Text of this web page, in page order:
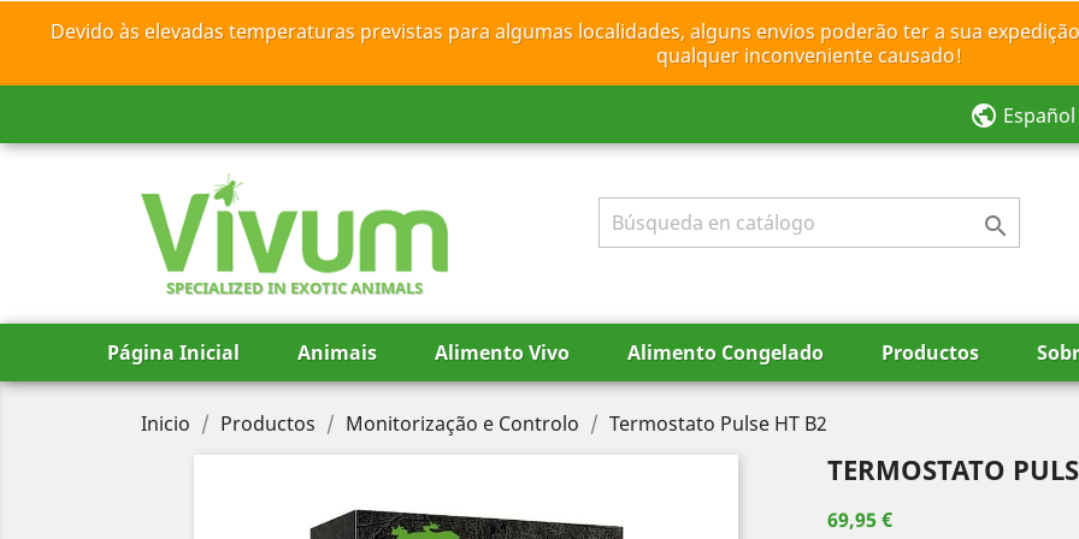
Devido às elevadas temperaturas previstas para algumas localidades, alguns envios poderão ter a sua
qualquer inconveniente causado!
public Español
SPECIALIZED IN EXOTIC ANIMALS

Página Inicial Animais Alimento Vivo Alimento Congelado Productos
Inicio Productos Monitorização e Controlo Termostato Pulse HT B2
TERMOSTATO
69,95 €